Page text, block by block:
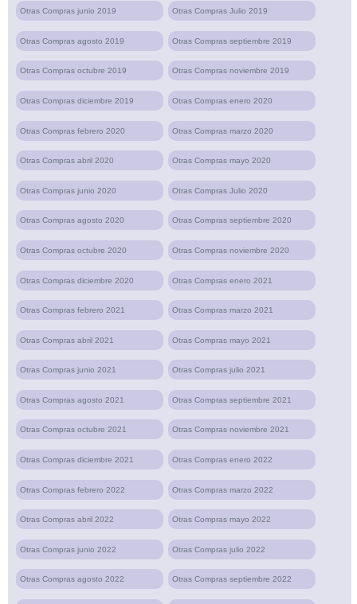
Otras Compras junio 2019 Otras Compras Julio 2019
Otras Compras agosto 2019 Otras Compras septiembre 2019
Otras Compras octubre 2019 Otras Compras noviembre 2019
Otras Compras diciembre 2019 Otras Compras enero 2020
Otras Compras febrero 2020 Otras Compras marzo 2020
Otras Compras abril 2020 Otras Compras mayo 2020
Otras Compras junio 2020 Otras Compras Julio 2020
Otras Compras agosto 2020 Otras Compras septiembre 2020
Otras Compras octubre 2020 Otras Compras noviembre 2020
Otras Compras diciembre 2020 Otras Compras enero 2021
Otras Compras febrero 2021 Otras Compras marzo 2021
Otras Compras abril 2021 Otras Compras mayo 2021
Otras Compras junio 2021 Otras Compras julio 2021
Otras Compras agosto 2021 Otras Compras septiembre 2021
Otras Compras octubre 2021 Otras Compras noviembre 2021
Otras Compras diciembre 2021 Otras Compras enero 2022
Otras Compras febrero 2022 Otras Compras marzo 2022
Otras Compras abril 2022 Otras Compras mayo 2022
Otras Compras junio 2022 Otras Compras julio 2022
Otras Compras agosto 2022 Otras Compras septiembre 2022